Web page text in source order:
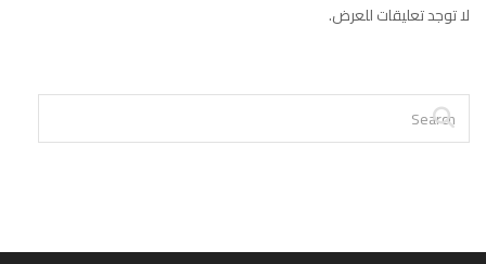
لا توجد تعليقات للعرض.